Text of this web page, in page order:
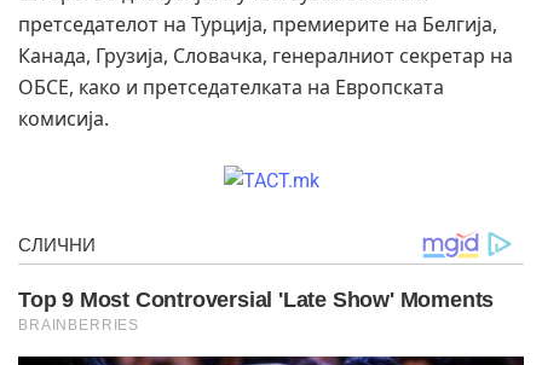
претседателот на Турција, премиерите на Белгија,
Канада, Грузија, Словачка, генералниот секретар на
ОБСЕ, како и претседателката на Европската
комисија.